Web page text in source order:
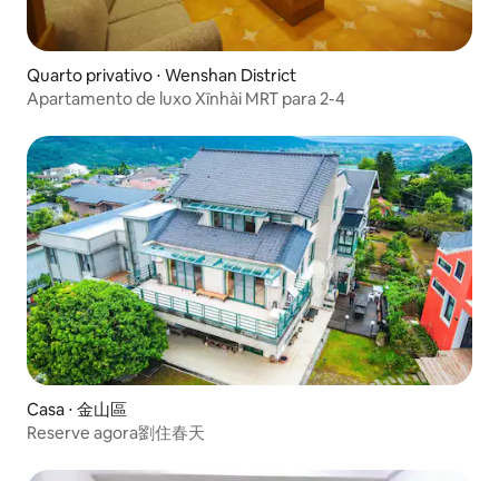
Quarto privativo ⋅ Wenshan District
Apartamento de luxo Xīnhài MRT para 2-4
Casa ⋅ 金山區
Reserve agora劉住春天